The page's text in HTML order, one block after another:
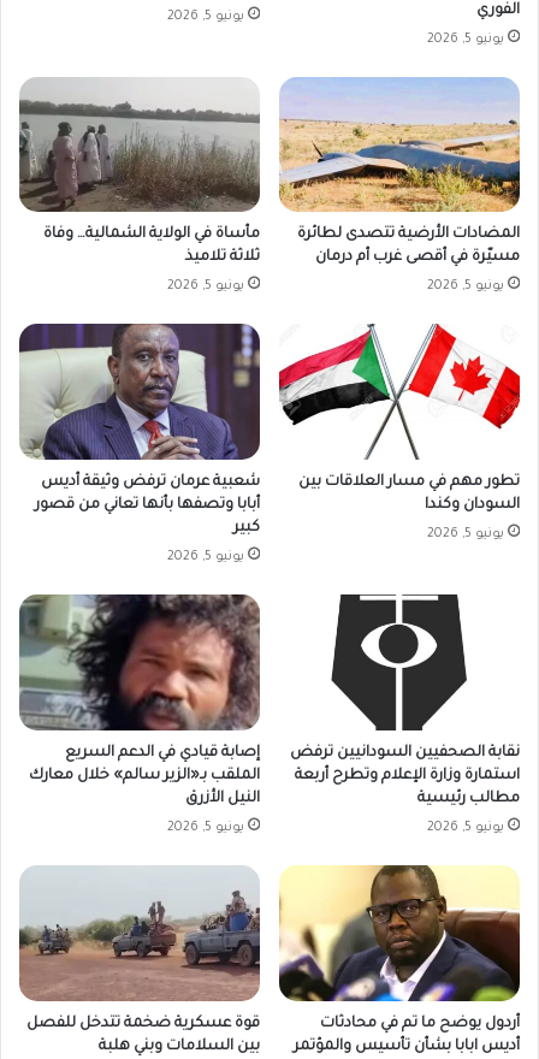
الفوري
يونيو 5, 2026
يونيو 5, 2026
المضادات الأرضية تتصدى لطائرة
مسيّرة في أقصى غرب أم درمان
يونيو 5, 2026
مأساة في الولاية الشمالية… وفاة
ثلاثة تلاميذ
يونيو 5, 2026
تطور مهم في مسار العلاقات بين
السودان وكندا
يونيو 5, 2026
شعبية عرمان ترفض وثيقة أديس
أبابا وتصفها بأنها تعاني من قصور
كبير
يونيو 5, 2026
نقابة الصحفيين السودانيين ترفض
استمارة وزارة الإعلام وتطرح أربعة
مطالب رئيسية
يونيو 5, 2026
إصابة قيادي في الدعم السريع
الملقب بـ«الزير سالم» خلال معارك
النيل الأزرق
يونيو 5, 2026
أردول يوضح ما تم في محادثات
أديس ابابا بشأن تأسيس والمؤتمر
قوة عسكرية ضخمة تتدخل للفصل
بين السلامات وبني هلبة